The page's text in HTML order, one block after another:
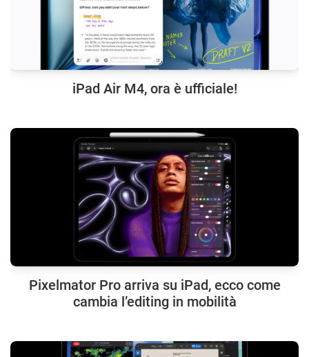
iPad Air M4, ora è ufficiale!
Pixelmator Pro arriva su iPad, ecco come
cambia l’editing in mobilità